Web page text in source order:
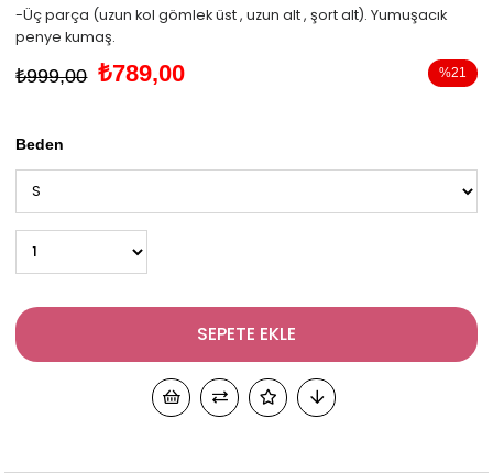
-Üç parça (uzun kol gömlek üst , uzun alt , şort alt). Yumuşacık
penye kumaş.
₺999,00 ₺789,00 %21
Beden